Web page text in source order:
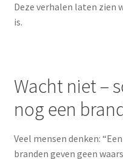
Deze verhalen laten zien
is.
Wacht niet –
nog een
Veel mensen denken:
branden geven geen